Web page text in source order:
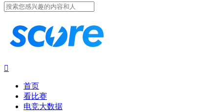

首页
看比赛
电竞大数据